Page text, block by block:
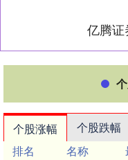
亿腾
个股涨幅 个股跌幅
排名
名称